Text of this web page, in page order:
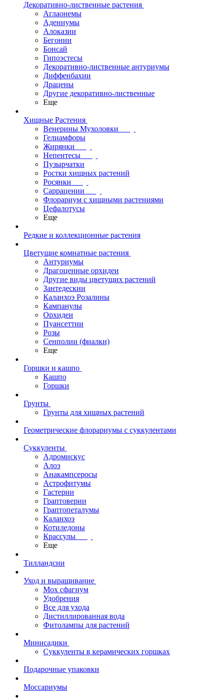
Декоративно-лиственные растения
Аглаонемы
Адениумы
Алоказии
Бегонии
Бонсай
Гипоэстесы
Декоративно-лиственные антуриумы
Диффенбахии
Драцены
Другие декоративно-лиственные
Еще
Хищные Растения
Венерины Мухоловки
Гелиамфоры
Жирянки
Непентесы
Пузырчатки
Ростки хищных растений
Росянки
Саррацении
Флорариум с хищными растениями
Цефалотусы
Еще
Редкие и коллекционные растения
Цветущие комнатные растения
Антуриумы
Драгоценные орхидеи
Другие виды цветущих растений
Зантедескии
Каланхоэ Розалины
Кампанулы
Орхидеи
Пуансеттии
Розы
Сенполии (фиалки)
Еще
Горшки и кашпо
Кашпо
Горшки
Грунты
Грунты для хищных растений
Геометрические флорариумы с суккулентами
Суккуленты
Адромискус
Алоэ
Анакампсеросы
Астрофитумы
Гастерии
Граптоверии
Граптопеталумы
Каланхоэ
Котиледоны
Крассулы
Еще
Тилландсии
Уход и выращивание
Мох сфагнум
Удобрения
Все для ухода
Дистиллированная вода
Фитолампы для растений
Минисадики
Суккуленты в керамических горшках
Подарочные упаковки
Моссариумы